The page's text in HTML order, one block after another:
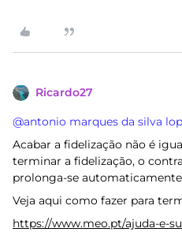
Ricardo27
@antonio marques da silva
Acabar a fidelização não é
terminar a fidelização, o
prolonga-se
Veja aqui como fazer para
https://www.meo.pt/ajuda-e-